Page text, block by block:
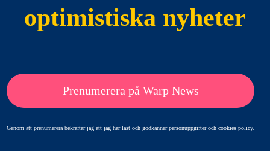
optimistiska nyheter
Prenumerera på Warp News
Genom att prenumerera bekräftar jag att jag har läst och godkännerpersonuppgifter och cookies policy.